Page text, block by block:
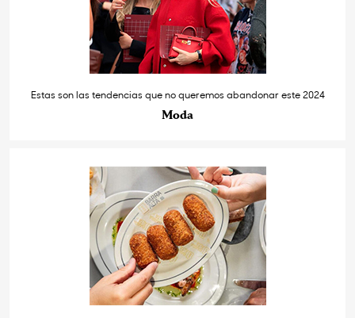
Estas son las tendencias que no queremos abandonar este 2024
Moda